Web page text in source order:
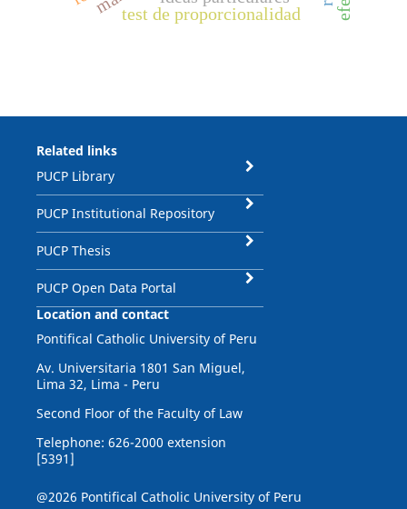
test de proporcionalidad
Related links
PUCP Library
PUCP Institutional Repository
PUCP Thesis
PUCP Open Data Portal
Location and contact
Pontifical Catholic University of Peru
Av. Universitaria 1801 San Miguel,
Lima 32, Lima - Peru
Second Floor of the Faculty of Law
Telephone: 626-2000 extension
[5391]
@2026 Pontifical Catholic University of Peru